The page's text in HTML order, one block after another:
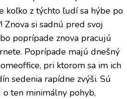
koľko z týchto ľudí sa hýbe po
Znova si sadnú pred svoj
poprípade znova pracujú
Poprípade majú dnešný
pri ktorom sa im ich
sedenia rapídne zvýši. Sú
o ten minimálny pohyb,